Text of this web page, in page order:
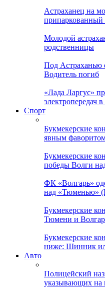
Астраханец на
припаркованный
Молодой
родственницы
Под Астраханью
Водитель погиб
«Лада Ларгус»
электропередач
Спорт
Букмекерские
явным
Букмекерские
победы Волги
ФК «Волгарь»
над «Тюменью»
Букмекерские
Тюмени и
Букмекерские
ниже: Шинник
Авто
Полицейский
указывающих на